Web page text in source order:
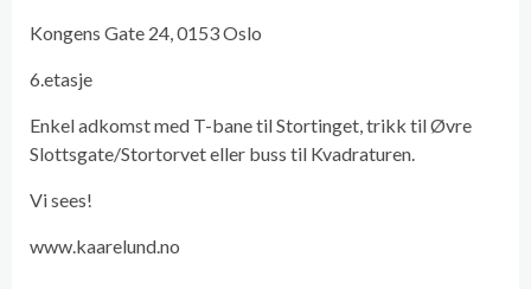
Kongens Gate 24, 0153 Oslo
6.etasje
Enkel adkomst med T-bane til Stortinget, trikk til Øvre
Slottsgate/Stortorvet eller buss til Kvadraturen.
Vi sees!
www.kaarelund.no